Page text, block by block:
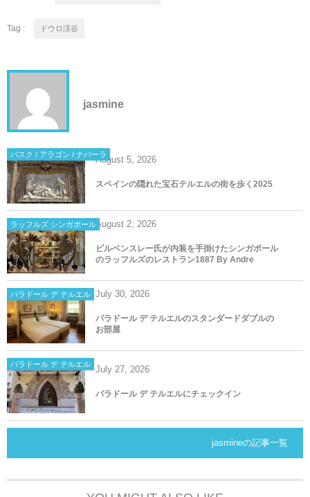
Tag : ドウロ渓谷
jasmine
バスク / アラゴン / ナバーラAugust 5, 2026
スペインの隠れた宝石テルエルの街を歩く2025
ラッフルズ シンガポールAugust 2, 2026
ビルベンスレー氏が内装を手掛けたシンガポール
のラッフルズのレストラン1887 By Andre
パラドール デ テルエル July 30, 2026
パラドール デ テルエルのスタンダードダブルの
お部屋
パラドール デ テルエル July 27, 2026
パラドール デ テルエルにチェックイン
jasmineの記事一覧